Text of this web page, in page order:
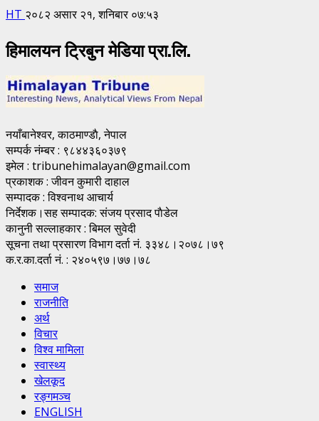
HT २०८२ असार २१, शनिबार ०७:५३
हिमालयन ट्रिबुन मेडिया प्रा.लि.
नयाँबानेश्वर, काठमाण्डाै, नेपाल
सम्पर्क नंम्बर : ९८४४३६०३७९
इमेल : tribunehimalayan@gmail.com
प्रकाशक : जीवन कुमारी दाहाल
सम्पादक : विश्वनाथ आचार्य
निर्देशक।सह सम्पादक: संजय प्रसाद पाैडेल
कानुनी सल्लाहकार : बिमल सुवेदी
सूचना तथा प्रसारण विभाग दर्ता नं. ३३४८।२०७८।७९
क.र.का.दर्ता नं. : २४०५९७।७७।७८
समाज
राजनीति
अर्थ
विचार
विश्व मामिला
स्वास्थ्य
खेलकूद
रङ्गमञ्च
ENGLISH